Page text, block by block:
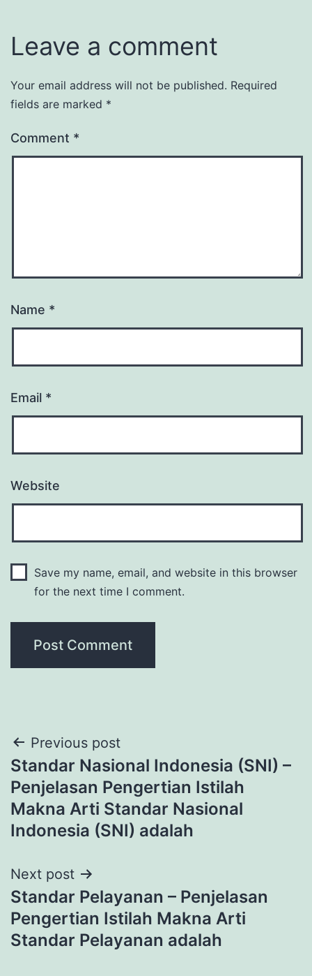
Leave a comment
Your email address will not be published. Required
fields are marked *
Comment *
Name *
Email *
Website
Save my name, email, and website in this browser
for the next time I comment.
Post
navigation
Previous post
Standar Nasional Indonesia (SNI) –
Penjelasan Pengertian Istilah
Makna Arti Standar Nasional
Indonesia (SNI) adalah
Next post
Standar Pelayanan – Penjelasan
Pengertian Istilah Makna Arti
Standar Pelayanan adalah